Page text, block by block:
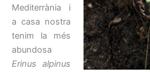
Mediterrània i
a casa nostra
tenim la més
abundosa
Erinus alpinus